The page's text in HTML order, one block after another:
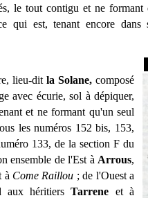
le tout contigu et ne
qui est, tenant encore
lieu-dit la Solane,composé
avec écurie, sol à dépiquer,
et ne formant qu'un seul
les numéros 152 bis, 153,
133, de la section F du
ensemble de l'Est à Arrous,
à Come Raillou ; de l'Ouest a
aux héritiersTarrene et à